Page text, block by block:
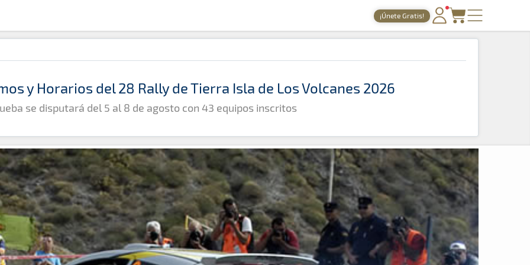
¡Únete Gratis!
PORTADA
TIEMPOS ONLINE
GALERÍAS
TIENDA
ARCHIVO
y Horarios del 28 Rally de Tierra Isla de Los Volcanes 2026
se disputará del 5 al 8 de agosto con 43 equipos inscritos